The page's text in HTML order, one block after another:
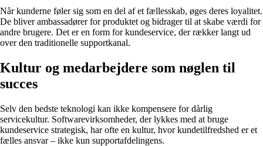
Når kunderne føler sig som en del af et fællesskab, øges deres loyalitet.
De bliver ambassadører for produktet og bidrager til at skabe værdi for
andre brugere. Det er en form for kundeservice, der rækker langt ud
over den traditionelle supportkanal.
Kultur og medarbejdere som nøglen til
succes
Selv den bedste teknologi kan ikke kompensere for dårlig
servicekultur. Softwarevirksomheder, der lykkes med at bruge
kundeservice strategisk, har ofte en kultur, hvor kundetilfredshed er et
fælles ansvar – ikke kun supportafdelingens.